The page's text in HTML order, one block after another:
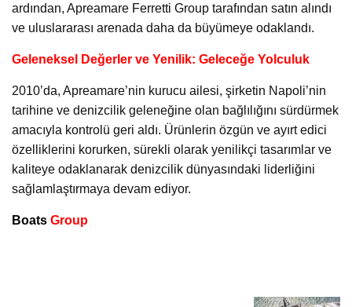
ardından, Apreamare Ferretti Group tarafından satın alındı
ve uluslararası arenada daha da büyümeye odaklandı.
Geleneksel Değerler ve Yenilik: Geleceğe Yolculuk
2010’da, Apreamare’nin kurucu ailesi, şirketin Napoli’nin
tarihine ve denizcilik geleneğine olan bağlılığını sürdürmek
amacıyla kontrolü geri aldı. Ürünlerin özgün ve ayırt edici
özelliklerini korurken, sürekli olarak yenilikçi tasarımlar ve
kaliteye odaklanarak denizcilik dünyasındaki liderliğini
sağlamlaştırmaya devam ediyor.
Boats Group